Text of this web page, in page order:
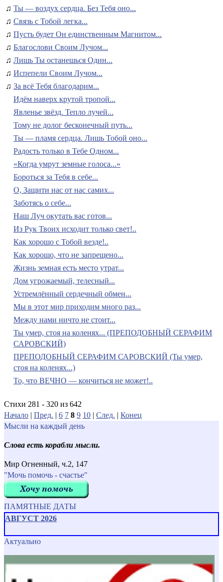
♫ Ты — воздух сердца. Без Тебя оно...
♫ Связь с Тобой легка...
♫ Пусть будет Он единственным Магнитом...
♫ Благослови Своим Лучом...
♫ Лишь Ты останешься Один...
♫ Испепели Своим Лучом...
♫ За всё Тебя благодарим...
Идём наверх крутой тропой...
Явленье звёзд. Тепло лучей...
Тому не долог бесконечный путь...
Ты — пламя сердца. Лишь Тобой оно...
Радость только в Тебе Одном...
«Когда умрут земные голоса...»
Бороться за Тебя в себе...
О, Защити нас от нас самих...
Заботясь о себе...
Наш Луч окутать вас готов...
Из Рук Твоих исходит только свет!..
Как хорошо с Тобой везде!..
Как хорошо, что не запрещено...
Жизнь земная есть место утрат...
Дом угрожаемый, телесный...
Устремлённый сердечный обмен...
Мы в этот мир приходим много раз...
Между нами ничто не стоит...
Ты умер, стоя на коленях... (ПРЕПОДОБНЫЙ СЕРАФИМ
САРОВСКИЙ)
ПРЕПОДОБНЫЙ СЕРАФИМ САРОВСКИЙ (Ты умер,
стоя на коленях...)
То, что ВЕЧНО — кончиться не может!..
Стихи 281 - 320 из 642
Начало | Пред. | 6 7 8 9 10 | След. | Конец
Мысли на каждый день
Слова есть корабли мысли.
Мир Огненный, ч.2, 147
"Мочь помочь - счастье"
ПАМЯТНЫЕ ДАТЫ
АВГУСТ 2026
Актуально